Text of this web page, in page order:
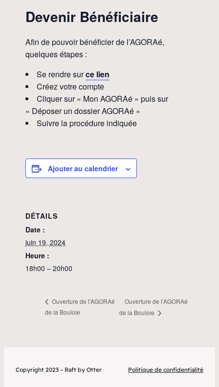
Devenir Bénéficiaire
Afin de pouvoir bénéficier de l’AGORAé,
quelques étapes :
Se rendre surce lien
Créez votre compte
Cliquer sur « Mon AGORAé » puis sur
« Déposer un dossier AGORAé »
Suivre la procédure indiquée
Ajouter au calendrier
DÉTAILS
Date :
juin 19, 2024
Heure :
18h00 – 20h00
Ouverture de l’AGORAé
de la Bouloie
Ouverture de l’AGORAé
de la Bouloie
Copyright 2023 – Raft by Otter Politique de confidentialité